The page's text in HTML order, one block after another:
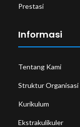
Prestasi
Informasi
Tentang Kami
Struktur Organisasi
Kurikulum
Ekstrakulikuler